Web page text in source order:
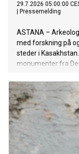
29.7.2026 05:00:00
Pressemelding
ASTANA –
med forskning på
steder i
monumenter fra
kunnskap om
bevaring.